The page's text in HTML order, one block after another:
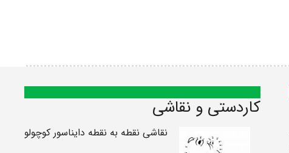
کاردستی و نقاشی
نقاشی نقطه به نقطه دایناسور کوچولو